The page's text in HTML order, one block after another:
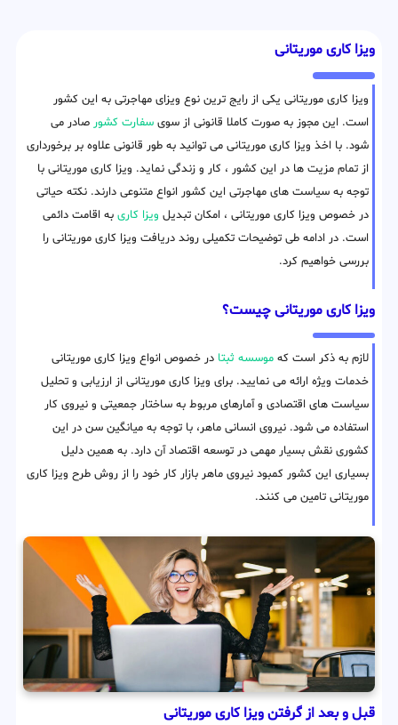
ویزا کاری موریتانی
ویزا کاری موریتانی یکی از رایج ترین نوع ویزای مهاجرتی به این کشور
است. این مجوز به صورت کاملا قانونی از سوی سفارت کشور صادر می
شود. با اخذ ویزا کاری موریتانی می توانید به طور قانونی علاوه بر برخورداری
از تمام مزیت ها در این کشور ، کار و زندگی نماید. ویزا کاری موریتانی با
توجه به سیاست های مهاجرتی این کشور انواع متنوعی دارند. نکته حیاتی
در خصوص ویزا کاری موریتانی ، امکان تبدیل ویزا کاری به اقامت دائمی
است. در ادامه طی توضیحات تکمیلی روند دریافت ویزا کاری موریتانی را
بررسی خواهیم کرد.
ویزا کاری موریتانی چیست؟
لازم به ذکر است که موسسه ثبتا در خصوص انواع ویزا کاری موریتانی
خدمات ویژه ارائه می نمایید. برای ویزا کاری موریتانی از ارزیابی و تحلیل
سیاست های اقتصادی و آمارهای مربوط به ساختار جمعیتی و نیروی کار
استفاده می شود. نیروی انسانی ماهر، با توجه به میانگین سن در این
کشوری نقش بسیار مهمی در توسعه اقتصاد آن دارد. به همین دلیل
بسیاری این کشور کمبود نیروی ماهر بازار کار خود را از روش طرح ویزا کاری
موریتانی تامین می کنند.
قبل و بعد از گرفتن ویزا کاری موریتانی